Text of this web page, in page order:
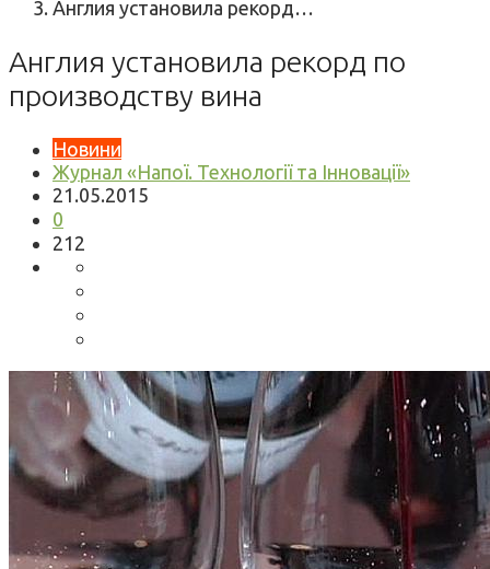
Англия установила рекорд…
Англия установила рекорд по
производству вина
Новини
Журнал «Напої. Технології та Інновації»
21.05.2015
0
212